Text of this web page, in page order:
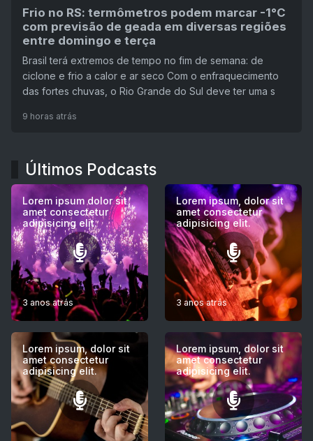
Frio no RS: termômetros podem marcar -1°C
com previsão de geada em diversas regiões
entre domingo e terça
Brasil terá extremos de tempo no fim de semana: de
ciclone e frio a calor e ar seco Com o enfraquecimento
das fortes chuvas, o Rio Grande do Sul deve ter uma s
9 horas atrás
Últimos Podcasts
Lorem ipsum dolor sit
amet consectetur
adipisicing elit.
3 anos atrás
Lorem ipsum, dolor sit
amet consectetur
adipisicing elit.
3 anos atrás
Lorem ipsum, dolor sit
amet consectetur
adipisicing elit.
Lorem ipsum, dolor sit
amet consectetur
adipisicing elit.